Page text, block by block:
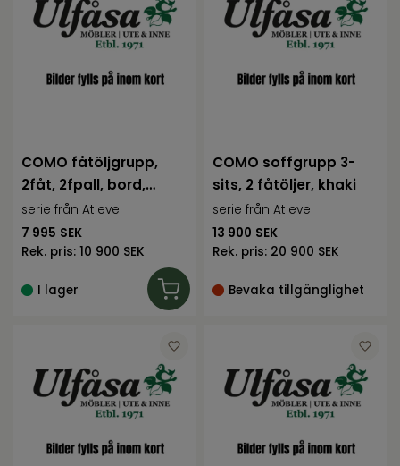
COMO fåtöljgrupp,
2fåt, 2fpall, bord,
khaki, inkl
serie från Atleve
7 995 SEK
Rek. pris: 10 900 SEK
I lager
COMO soffgrupp 3-
sits, 2 fåtöljer, khaki
serie från Atleve
13 900 SEK
Rek. pris: 20 900 SEK
Bevaka tillgänglighet